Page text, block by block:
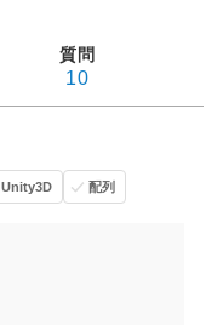
質問
10
Unity3D 配列